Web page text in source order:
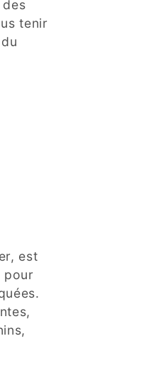
tenir
est
pour